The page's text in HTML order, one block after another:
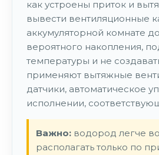
как устроены приток и
вывести вентиляционные
аккумуляторной комнате
вероятного накопления,
температуры и не
применяют вытяжные
датчики, автоматическое
исполнении,
Важно: водород легче
располагать только по